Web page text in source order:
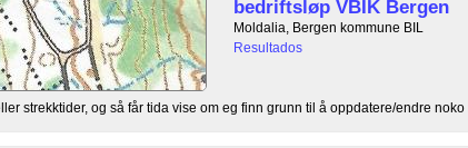
bedriftsløp VBIK Bergen
Moldalia, Bergen kommune BIL
Resultados
strekktider, og så får tida vise om eg finn grunn til å oppdatere/endre noko